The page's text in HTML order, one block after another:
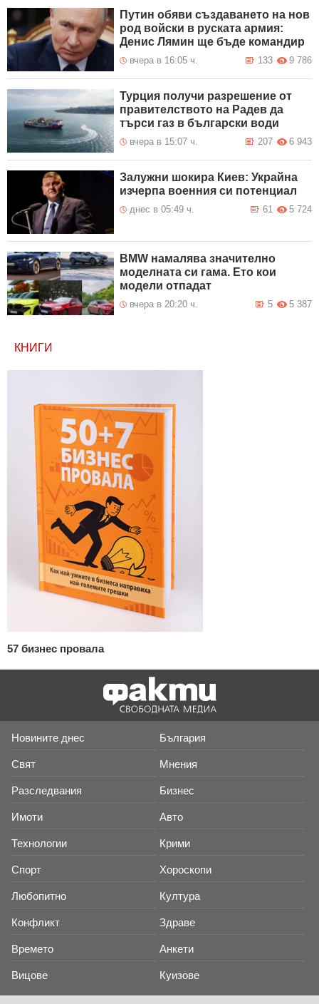
Путин обяви създаването на нов
род войски в руската армия:
Денис Лямин ще бъде командир
вчера в 16:05 ч. 9 786
133
Турция получи разрешение от
правителството на Радев да
търси газ в български води
вчера в 15:07 ч. 6 943
207
Залужни шокира Киев: Украйна
изчерпа военния си потенциал
днес в 05:49 ч. 5 724
61
BMW намалява значително
моделната си гама. Ето кои
модели отпадат
вчера в 20:20 ч. 5 387
5
КНИГИ
57 бизнес провала
Новините днес България
Свят Мнения
Разследвания Бизнес
Имоти Авто
Технологии Крими
Спорт Хороскопи
Любопитно Култура
Конфликт Здраве
Времето Анкети
Вицове Куизове